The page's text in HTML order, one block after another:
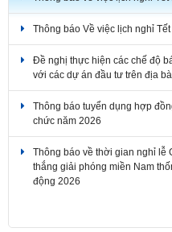
Thông báo Về việc lịch nghỉ
Đề nghị thực hiện các chế độ
với các dự án đầu tư trên địa
Thông báo tuyển dụng hợp
chức năm 2026
Thông báo về thời gian nghỉ lễ
thắng giải phóng miền Nam
động 2026